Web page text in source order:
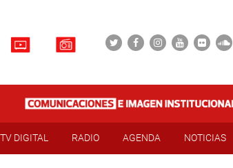
TV DIGITAL RADIO AGENDA NOTICIAS